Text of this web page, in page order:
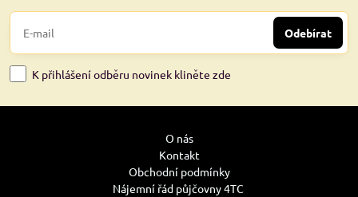
Odebírat
K přihlášení odběru novinek kliněte zde
O nás
Kontakt
Obchodní podmínky
Nájemní řád půjčovny 4TC